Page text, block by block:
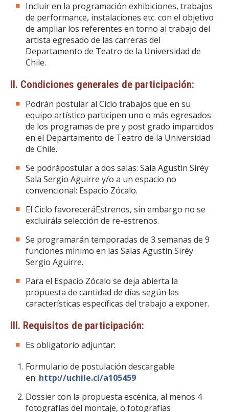
Incluir en la programación exhibiciones, trabajos
de performance, instalaciones etc. con el objetivo
de ampliar los referentes en torno al trabajo del
artista egresado de las carreras del
Departamento de Teatro de la Universidad de
Chile.
II. Condiciones generales de participación:
Podrán postular al Ciclo trabajos que en su
equipo artístico participen uno o más egresados
de los programas de pre y post grado impartidos
en el Departamento de Teatro de la Universidad
de Chile.
Se podrápostular a dos salas: Sala Agustín Siréy
Sala Sergio Aguirre y/o a un espacio no
convencional: Espacio Zócalo.
El Ciclo favoreceráEstrenos, sin embargo no se
excluirála selección de re-estrenos.
Se programarán temporadas de 3 semanas de 9
funciones mínimo en las Salas Agustín Siréy
Sergio Aguirre.
Para el Espacio Zócalo se deja abierta la
propuesta de cantidad de días según las
características específicas del trabajo a exponer.
III. Requisitos de participación:
Es obligatorio adjuntar:
Formulario de postulación descargable
en: http://uchile.cl/a105459
Dossier con la propuesta escénica, al menos 4
fotografías del montaje, o fotografías